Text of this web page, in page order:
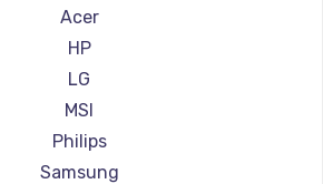
Замена HDMI
Заказать
мониторов Hisense
мониторов АОС
мониторов Ardor
мониторов Machenike
мониторов iru
мониторов Titan Army
Acer
HP
LG
MSI
Philips
Samsung